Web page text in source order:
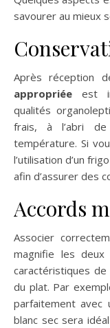
savourer au mieux
Après réception
appropriée est
qualités
frais, à l’abri
température. Si
l’utilisation d’un
afin d’assurer des
Accords
Associer
magnifie les deux
caractéristiques
du plat. Par
parfaitement avec
blanc sec sera